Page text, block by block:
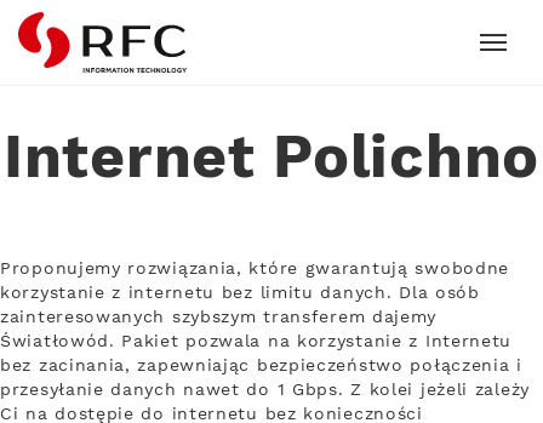
RFC
Internet Polichno
Proponujemy rozwiązania, które gwarantują swobodne
korzystanie z internetu bez limitu danych. Dla osób
zainteresowanych szybszym transferem dajemy
Światłowód. Pakiet pozwala na korzystanie z Internetu
bez zacinania, zapewniając bezpieczeństwo połączenia i
przesyłanie danych nawet do 1 Gbps. Z kolei jeżeli zależy
Ci na dostępie do internetu bez konieczności